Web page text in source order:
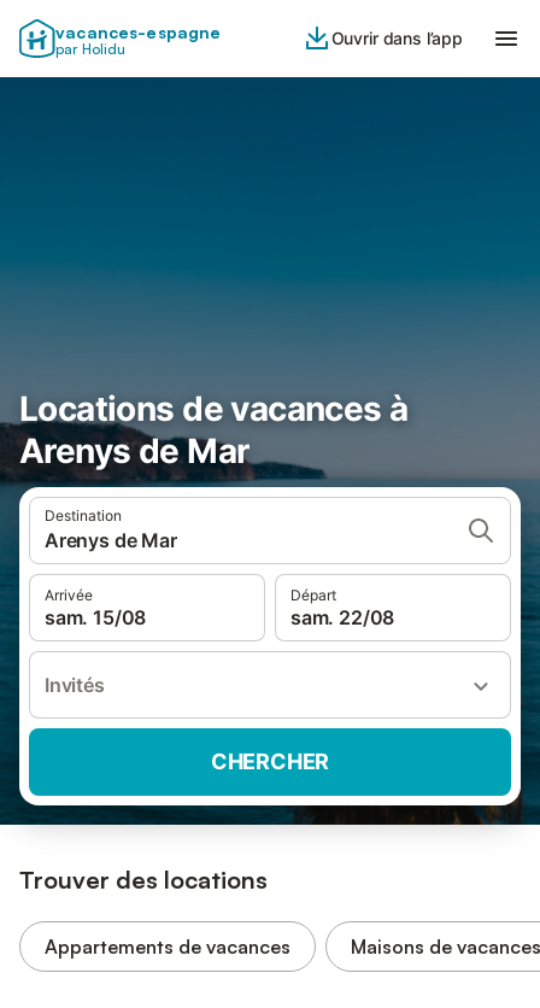
vacances-espagne
par Holidu
Ouvrir dans l’app
Locations de vacances à
Arenys de Mar
Destination
Arenys de Mar
Arrivée
sam. 15/08
Départ
sam. 22/08
Invités
CHERCHER
Trouver des locations
Appartements de vacances Maisons de vacances